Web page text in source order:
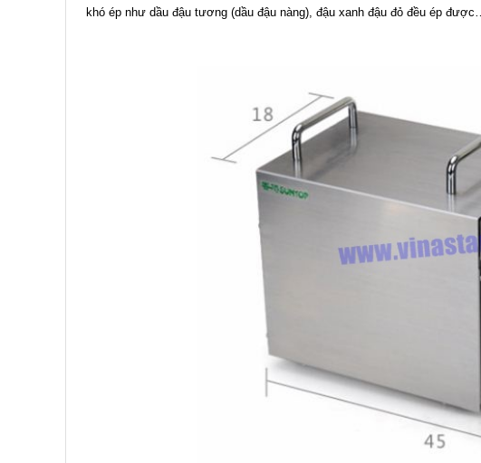
khó ép như dầu đậu tương (dầu đậu nàng), đậu xanh đậu đỏ đều ép được…